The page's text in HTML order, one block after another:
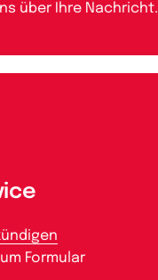
über Ihre Nachricht.
Formular